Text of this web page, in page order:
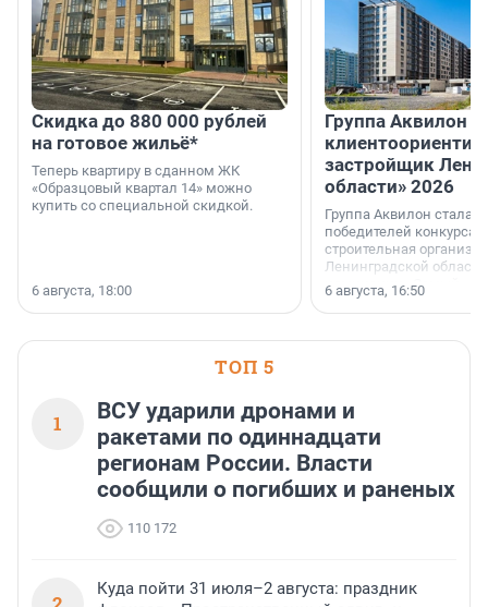
Скидка до 880 000 рублей
на готовое жильё*
Теперь квартиру в сданном ЖК
«Образцовый квартал 14» можно
купить со специальной скидкой.
6 августа, 18:00
Группа Аквилон
застройщик
области» 2026
Группа Аквилон стала
победителей конкурса
строительная
Ленинградской области
номинации «Самый
застройщик
области».
6 августа, 16:50
ТОП 5
1
ВСУ ударили дронами и
ракетами по одиннадцати
регионам России. Власти
сообщили о погибших и раненых
110 172
Куда пойти 31 июля–2 августа: праздник